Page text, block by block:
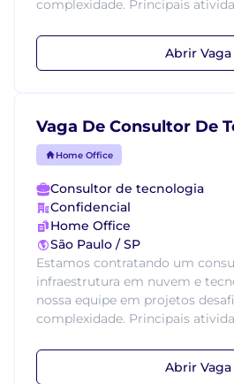
complexidade. Principais
Abrir Vaga
Vaga De Consultor De
Home Office
Consultor de tecnologia
Confidencial
Home Office
São Paulo / SP
Estamos contratando um
infraestrutura em nuvem e
nossa equipe em projetos
complexidade. Principais
Abrir Vaga